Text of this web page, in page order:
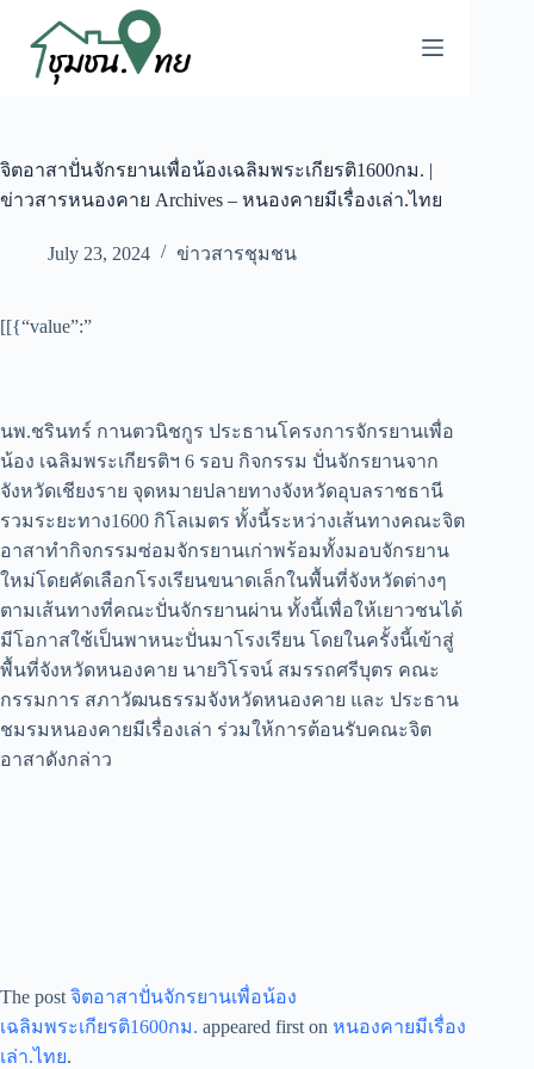
จิตอาสาปั่นจักรยานเพื่อน้องเฉลิมพระเกียรติ1600กม. |
ข่าวสารหนองคาย Archives – หนองคายมีเรื่องเล่า.ไทย
July 23, 2024 ข่าวสารชุมชน
[[{“value”:”
นพ.ชรินทร์ กานตวนิชกูร ประธานโครงการจักรยานเพื่อ
น้อง เฉลิมพระเกียรติฯ 6 รอบ กิจกรรม ปั่นจักรยานจาก
จังหวัดเชียงราย จุดหมายปลายทางจังหวัดอุบลราชธานี
รวมระยะทาง1600 กิโลเมตร ทั้งนี้ระหว่างเส้นทางคณะจิต
อาสาทำกิจกรรมซ่อมจักรยานเก่าพร้อมทั้งมอบจักรยาน
ใหม่โดยคัดเลือกโรงเรียนขนาดเล็กในพื้นที่จังหวัดต่างๆ
ตามเส้นทางที่คณะปั่นจักรยานผ่าน ทั้งนี้เพื่อให้เยาวชนได้
มีโอกาสใช้เป็นพาหนะปั่นมาโรงเรียน โดยในครั้งนี้เข้าสู่
พื้นที่จังหวัดหนองคาย นายวิโรจน์ สมรรถศรีบุตร คณะ
กรรมการ สภาวัฒนธรรมจังหวัดหนองคาย และ ประธาน
ชมรมหนองคายมีเรื่องเล่า ร่วมให้การต้อนรับคณะจิต
อาสาดังกล่าว
The post จิตอาสาปั่นจักรยานเพื่อน้อง
เฉลิมพระเกียรติ1600กม. appeared first on หนองคายมีเรื่อง
เล่า.ไทย.